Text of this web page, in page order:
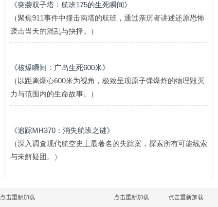
《突袭双子塔：航班175的生死瞬间》
（聚焦911事件中撞击南塔的航班，通过亲历者讲述还原恐怖
袭击当天的混乱与抉择。）
《核爆瞬间：广岛生死600米》
（以距离爆心600米为视角，极致呈现原子弹爆炸的物理毁灭
力与范围内的生命故事。）
《追踪MH370：消失航班之谜》
（深入调查现代航空史上最著名的失踪案，探索所有可能线索
与未解疑团。）
点击重新加载 点击重新加载 点击重新加载